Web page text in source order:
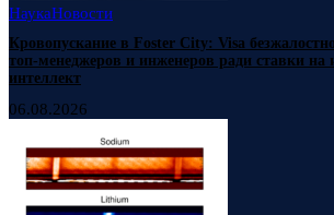
НаукаНовости
Кровопускание в Foster City: Visa
топ-менеджеров и инженеров ради ставки на
интеллект
06.08.2026